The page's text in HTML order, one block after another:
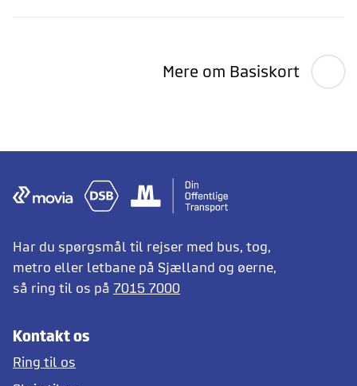
Mere om Basiskort
Har du spørgsmål til rejser med bus, tog,
metro eller letbane på Sjælland og øerne,
så ring til os på 7015 7000
Kontakt os
Ring til os